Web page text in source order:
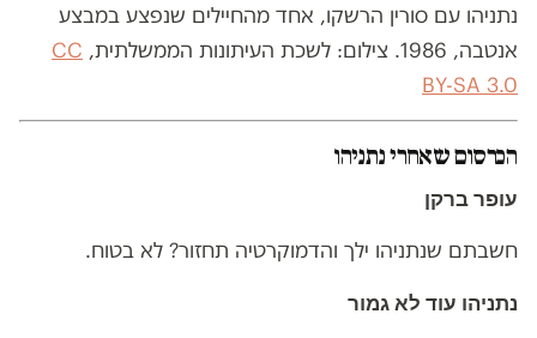
נתניהו עם סורין הרשקו, אחד מהחיילים שנפצע במבצע
אנטבה, 1986. צילום: לשכת העיתונות הממשלתית,
CC
BY-SA 3.0
הכרסום שאחרי נתניהו
עופר ברקן
חשבתם שנתניהו ילך והדמוקרטיה תחזור? לא בטוח.
נתניהו עוד לא גמור